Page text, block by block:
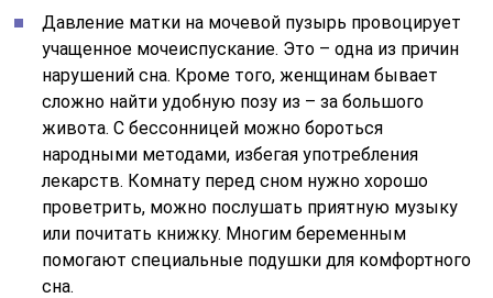
Давление матки на мочевой пузырь провоцирует
учащенное мочеиспускание. Это – одна из причин
нарушений сна. Кроме того, женщинам бывает
сложно найти удобную позу из – за большого
живота. С бессонницей можно бороться
народными методами, избегая употребления
лекарств. Комнату перед сном нужно хорошо
проветрить, можно послушать приятную музыку
или почитать книжку. Многим беременным
помогают специальные подушки для комфортного
сна.